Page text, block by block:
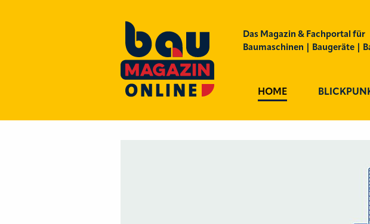
Das Magazin & Fachportal für
Baumaschinen | Baugeräte |
HOME